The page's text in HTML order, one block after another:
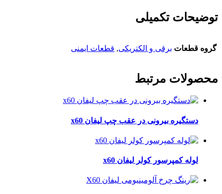
توضیحات تکمیلی
گروه قطعات برقی و الکتریکی, قطعات ایمنی
محصولات مرتبط
دستگیره بیرونی در عقب چپ لیفان x60
لوله کمپرسور کولر لیفان x60